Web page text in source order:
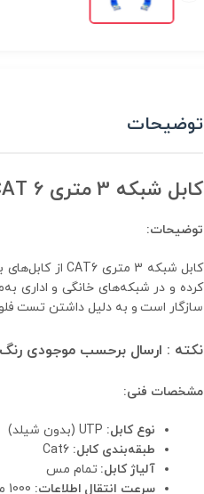
توضیحات
کابل شبکه 3 متری CAT 6
توضیحات:
سازگار است و به دلیل داشتن تست
نکته : ارسال برحسب موجودی
مشخصات فنی:
نوع کابل:
طبقه‌بندی کابل: Cat6
آلیاژ کابل: تمام مس
سرعت انتقال اطلاعات: